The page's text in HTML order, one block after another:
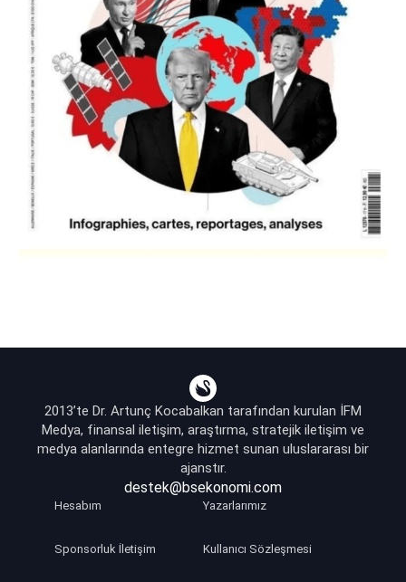
2013’te Dr. Artunç Kocabalkan tarafından kurulan İFM
Medya, finansal iletişim, araştırma, stratejik iletişim ve
medya alanlarında entegre hizmet sunan uluslararası bir
ajanstır.
destek@bsekonomi.com
Hesabım Yazarlarımız
Sponsorluk İletişim Kullanıcı Sözleşmesi